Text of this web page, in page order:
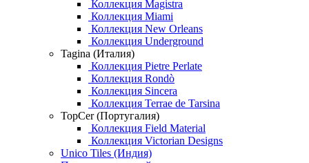
Коллекция Magistra
Коллекция Miami
Коллекция New Orleans
Коллекция Underground
Tagina (Италия)
Коллекция Pietre Perlate
Коллекция Rondò
Коллекция Sincera
Коллекция Terrae de Tarsina
TopCer (Португалия)
Коллекция Field Material
Коллекция Victorian Designs
Unico Tiles (Индия)